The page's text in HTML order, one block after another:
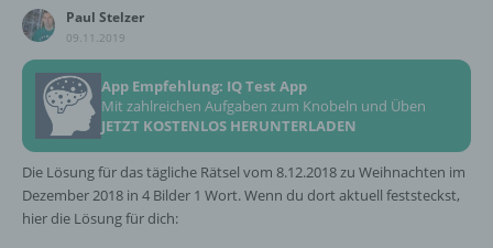
Paul Stelzer
09.11.2019
App Empfehlung: IQ Test App
Mit zahlreichen Aufgaben zum Knobeln und Üben
JETZT KOSTENLOS HERUNTERLADEN
Die Lösung für das tägliche Rätsel vom 8.12.2018 zu Weihnachten im
Dezember 2018 in 4 Bilder 1 Wort. Wenn du dort aktuell feststeckst,
hier die Lösung für dich: